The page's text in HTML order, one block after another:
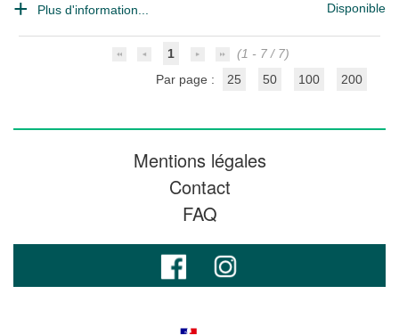
Plus d'information... Disponible
1
(1 - 7 / 7)
Par page :
25 50 100 200
Mentions légales
Contact
FAQ